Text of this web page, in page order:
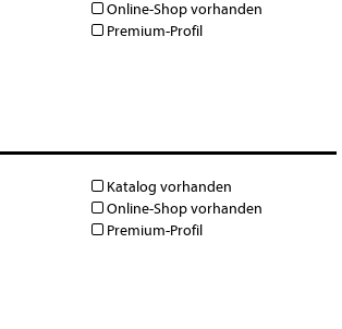
Online-Shop vorhanden
Premium-Profil
Katalog vorhanden
Online-Shop vorhanden
Premium-Profil